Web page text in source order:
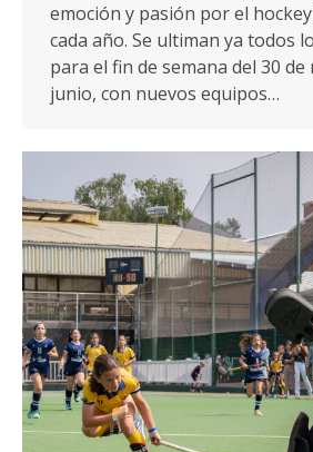
emoción y pasión por el
cada año. Se ultiman ya todos
para el fin de semana del 30 de
junio, con nuevos equipos…